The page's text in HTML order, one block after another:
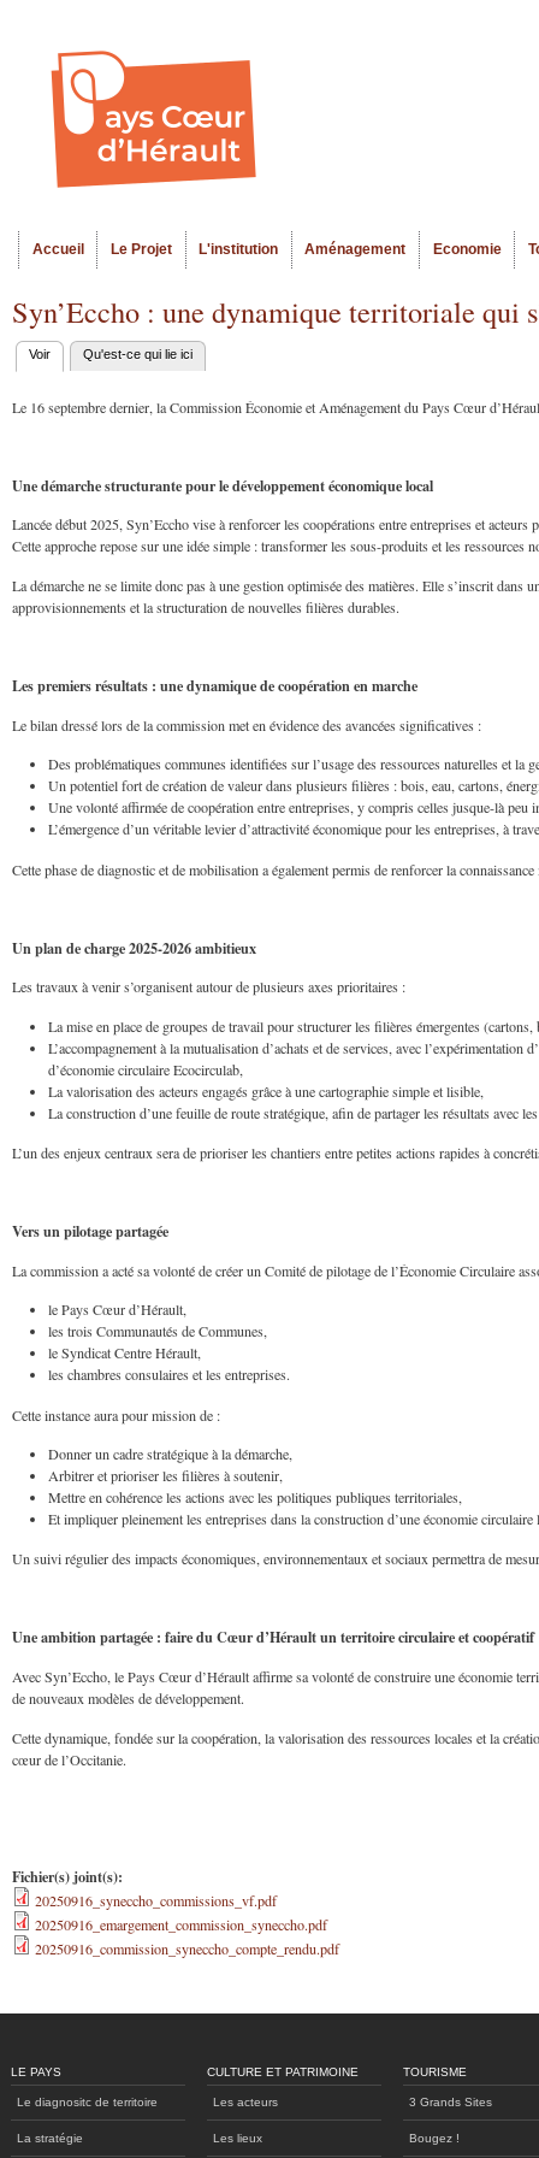
Menu principal
Accueil Le Projet L'institution Aménagement Economie
Syn’Eccho : une dynamique territoriale qui
Onglets
principaux
Voir (onglet actif)
Qu'est-ce qui lie ici
Le 16 septembre dernier, la Commission Économie et Aménagement du Pays Cœur
Une démarche structurante pour le développement économique local
Lancée début 2025, Syn’Eccho vise à renforcer les coopérations entre entreprises et acteurs
Cette approche repose sur une idée simple : transformer les sous-produits et les
La démarche ne se limite donc pas à une gestion optimisée des matières. Elle s’inscrit
approvisionnements et la structuration de nouvelles filières durables.
Les premiers résultats : une dynamique de coopération en marche
Le bilan dressé lors de la commission met en évidence des avancées significatives :
Des problématiques communes identifiées sur l’usage des ressources naturelles et la
Un potentiel fort de création de valeur dans plusieurs filières : bois, eau, cartons,
Une volonté affirmée de coopération entre entreprises, y compris celles jusque-là peu
L’émergence d’un véritable levier d’attractivité économique pour les entreprises, à
Cette phase de diagnostic et de mobilisation a également permis de renforcer la
Un plan de charge 2025-2026 ambitieux
Les travaux à venir s’organisent autour de plusieurs axes prioritaires :
La mise en place de groupes de travail pour structurer les filières émergentes
L’accompagnement à la mutualisation d’achats et de services, avec
d’économie circulaire Ecocirculab,
La valorisation des acteurs engagés grâce à une cartographie simple et lisible,
La construction d’une feuille de route stratégique, afin de partager les résultats avec
L’un des enjeux centraux sera de prioriser les chantiers entre petites actions rapides à
Vers un pilotage partagée
La commission a acté sa volonté de créer un Comité de pilotage de l’Économie Circulaire
le Pays Cœur d’Hérault,
les trois Communautés de Communes,
le Syndicat Centre Hérault,
les chambres consulaires et les entreprises.
Cette instance aura pour mission de :
Donner un cadre stratégique à la démarche,
Arbitrer et prioriser les filières à soutenir,
Mettre en cohérence les actions avec les politiques publiques territoriales,
Et impliquer pleinement les entreprises dans la construction d’une économie circulaire
Un suivi régulier des impacts économiques, environnementaux et sociaux permettra de
Une ambition partagée : faire du Cœur d’Hérault un territoire circulaire et coopératif
Avec Syn’Eccho, le Pays Cœur d’Hérault affirme sa volonté de construire une économie
de nouveaux modèles de développement.
Cette dynamique, fondée sur la coopération, la valorisation des ressources locales et la
cœur de l’Occitanie.
Fichier(s) joint(s):
20250916_syneccho_commissions_vf.pdf
20250916_emargement_commission_syneccho.pdf
20250916_commission_syneccho_compte_rendu.pdf
LE PAYS
Le diagnositc de territoire
La stratégie
CULTURE ET PATRIMOINE
Les acteurs
Les lieux
TOURISME
3 Grands Sites
Bougez !